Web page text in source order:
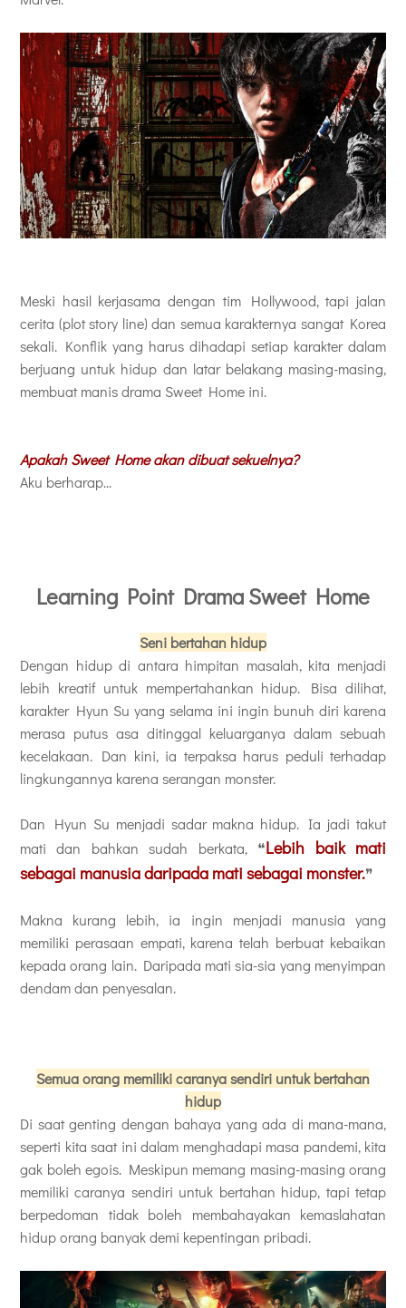
Meski hasil kerjasama dengan tim Hollywood, tapi jalan
cerita (plot story line) dan semua karakternya sangat Korea
sekali. Konflik yang harus dihadapi setiap karakter dalam
berjuang untuk hidup dan latar belakang masing-masing,
membuat manis drama Sweet Home ini.
Apakah Sweet Home akan dibuat sekuelnya?
Aku berharap...
Learning Point Drama Sweet Home
Seni bertahan hidup
Dengan hidup di antara himpitan masalah, kita menjadi
lebih kreatif untuk mempertahankan hidup. Bisa dilihat,
karakter Hyun Su yang selama ini ingin bunuh diri karena
merasa putus asa ditinggal keluarganya dalam sebuah
kecelakaan. Dan kini, ia terpaksa harus peduli terhadap
lingkungannya karena serangan monster.
Dan Hyun Su menjadi sadar makna hidup. Ia jadi takut
mati dan bahkan sudah berkata, ❝Lebih baik mati
sebagai manusia daripada mati sebagai monster.❞
Makna kurang lebih, ia ingin menjadi manusia yang
memiliki perasaan empati, karena telah berbuat kebaikan
kepada orang lain. Daripada mati sia-sia yang menyimpan
dendam dan penyesalan.
Semua orang memiliki caranya sendiri untuk bertahan
hidup
Di saat genting dengan bahaya yang ada di mana-mana,
seperti kita saat ini dalam menghadapi masa pandemi, kita
gak boleh egois. Meskipun memang masing-masing orang
memiliki caranya sendiri untuk bertahan hidup, tapi tetap
berpedoman tidak boleh membahayakan kemaslahatan
hidup orang banyak demi kepentingan pribadi.